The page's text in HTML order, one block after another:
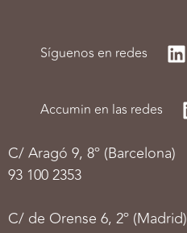
Síguenos en redes
Accumin en las redes
C/Aragó 9, 8º (Barcelona)
93 100 2353
C/ de Orense 6, 2º (Madrid)